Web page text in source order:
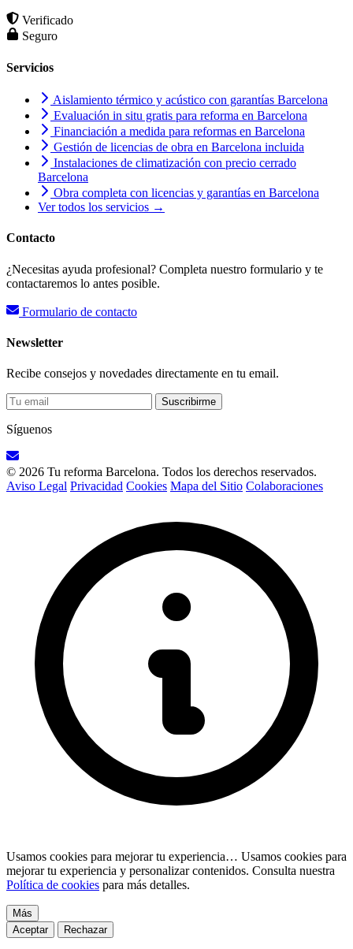
Verificado
Seguro
Servicios
Aislamiento térmico y acústico con garantías Barcelona
Evaluación in situ gratis para reforma en Barcelona
Financiación a medida para reformas en Barcelona
Gestión de licencias de obra en Barcelona incluida
Instalaciones de climatización con precio cerrado
Barcelona
Obra completa con licencias y garantías en Barcelona
Ver todos los servicios →
Contacto
¿Necesitas ayuda profesional? Completa nuestro formulario y te
contactaremos lo antes posible.
Formulario de contacto
Newsletter
Recibe consejos y novedades directamente en tu email.
Suscribirme
Síguenos
© 2026 Tu reforma Barcelona. Todos los derechos reservados.
Aviso Legal Privacidad Cookies Mapa del Sitio Colaboraciones
Usamos cookies para mejorar tu experiencia… Usamos cookies para
mejorar tu experiencia y personalizar contenidos. Consulta nuestra
Política de cookies para más detalles.
Más
Aceptar
Rechazar